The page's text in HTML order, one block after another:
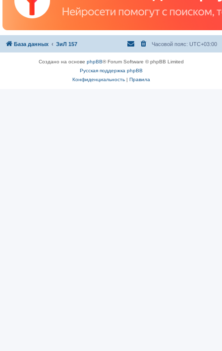
База данных ЗиЛ 157 Часовой пояс: UTC+03:00
Создано на основе phpBB® Forum Software © phpBB Limited
Русская поддержка phpBB
Конфиденциальность| Правила